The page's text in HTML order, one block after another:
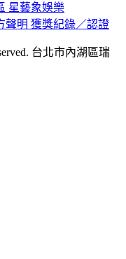
星藝象娛樂
聲明 獲獎紀錄／認證
台北市內湖區瑞